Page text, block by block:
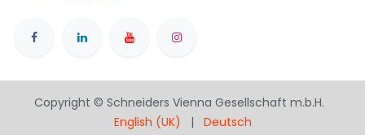
Copyright © Schneiders Vienna Gesellschaft m.b.H.
English (UK)
| Deutsch